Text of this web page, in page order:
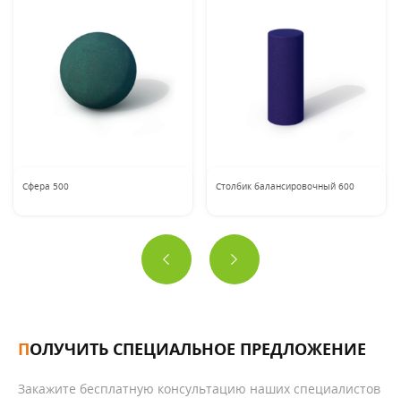
Сфера 500 Столбик балансировочный 600
ПОЛУЧИТЬ СПЕЦИАЛЬНОЕ ПРЕДЛОЖЕНИЕ
Закажите бесплатную консультацию наших специалистов